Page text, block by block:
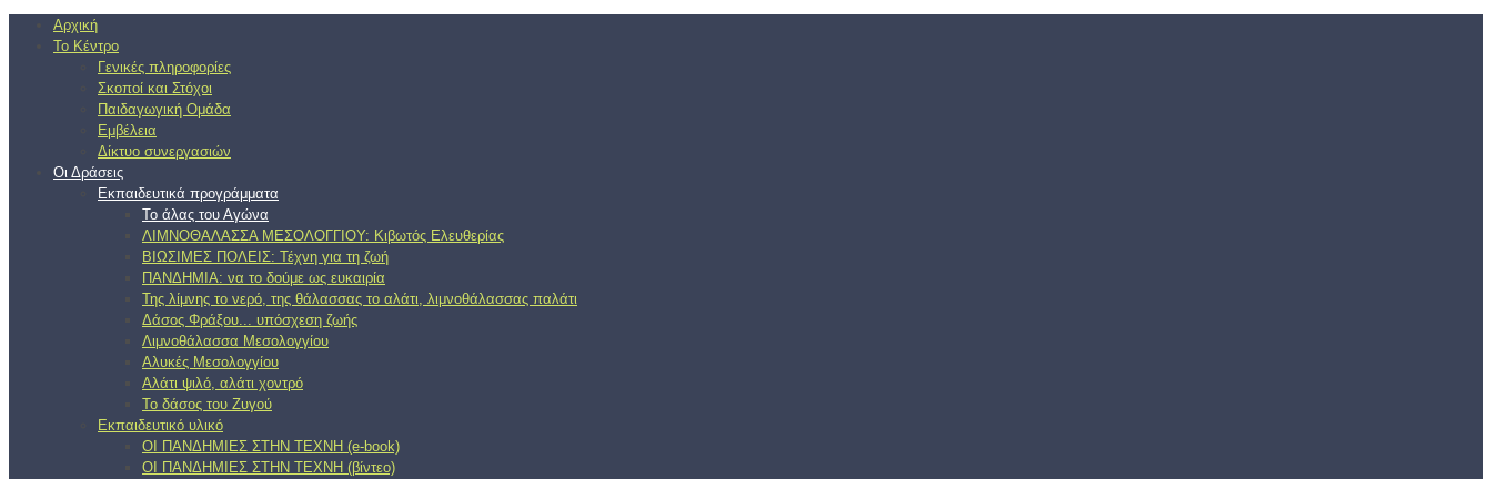
Αρχική
Το Κέντρο
Γενικές πληροφορίες
Σκοποί και Στόχοι
Παιδαγωγική Ομάδα
Εμβέλεια
Δίκτυο συνεργασιών
Οι Δράσεις
Εκπαιδευτικά προγράμματα
Το άλας του Αγώνα
ΛΙΜΝΟΘΑΛΑΣΣΑ ΜΕΣΟΛΟΓΓΙΟΥ: Κιβωτός Ελευθερίας
ΒΙΩΣΙΜΕΣ ΠΟΛΕΙΣ: Τέχνη για τη ζωή
ΠΑΝΔΗΜΙΑ: να το δούμε ως ευκαιρία
Της λίμνης το νερό, της θάλασσας το αλάτι, λιμνοθάλασσας παλάτι
Δάσος Φράξου... υπόσχεση ζωής
Λιμνοθάλασσα Μεσολογγίου
Αλυκές Μεσολογγίου
Αλάτι ψιλό, αλάτι χοντρό
Το δάσος του Ζυγού
Εκπαιδευτικό υλικό
ΟΙ ΠΑΝΔΗΜΙΕΣ ΣΤΗΝ ΤΕΧΝΗ (e-book)
ΟΙ ΠΑΝΔΗΜΙΕΣ ΣΤΗΝ ΤΕΧΝΗ (βίντεο)